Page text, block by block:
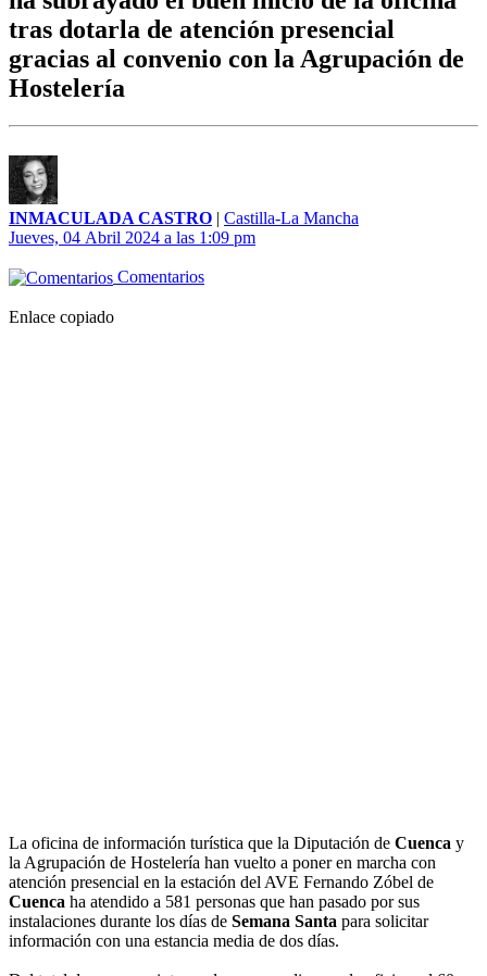
tras dotarla de atención presencial
gracias al convenio con la Agrupación de
Hostelería
INMACULADA CASTRO | Castilla-La Mancha
Jueves, 04 Abril 2024 a las 1:09 pm
Comentarios
Enlace copiado
La oficina de información turística que la Diputación de Cuenca y
la Agrupación de Hostelería han vuelto a poner en marcha con
atención presencial en la estación del AVE Fernando Zóbel de
Cuenca ha atendido a 581 personas que han pasado por sus
instalaciones durante los días de Semana Santa para solicitar
información con una estancia media de dos días.